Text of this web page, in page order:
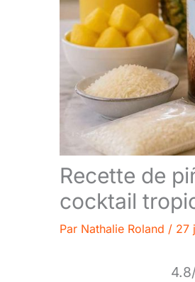
Recette de
cocktail
Par Nathalie Roland / 27